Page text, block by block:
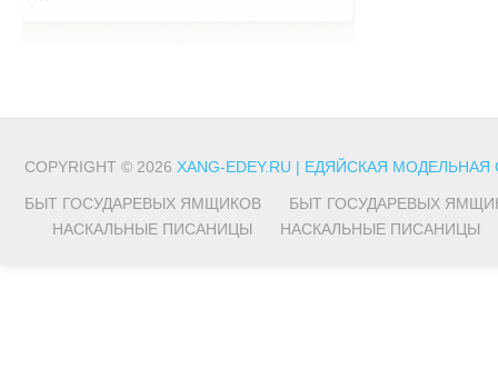
COPYRIGHT © 2026 XANG-EDEY.RU | ЕДЯЙСКАЯ
БЫТ ГОСУДАРЕВЫХ ЯМЩИКОВ
БЫТ ГОСУДАРЕВЫХ
НАСКАЛЬНЫЕ ПИСАНИЦЫ
НАСКАЛЬНЫЕ ПИСАНИЦЫ